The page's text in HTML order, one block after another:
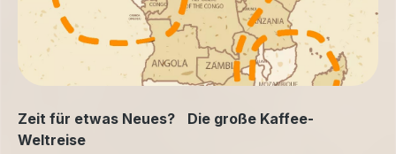
Zeit für etwas Neues? Die große Kaffee-
Weltreise